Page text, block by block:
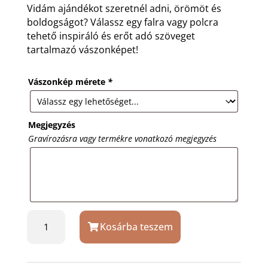
Vidám ajándékot szeretnél adni, örömöt és
boldogságot? Válassz egy falra vagy polcra
tehető inspiráló és erőt adó szöveget
tartalmazó vászonképet!
Vászonkép mérete *
Megjegyzés
Gravírozásra vagy termékre vonatkozó megjegyzés
Kosárba teszem